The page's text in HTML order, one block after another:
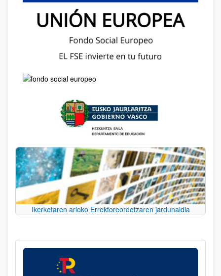
Ikerketaren arloko Errektoreordetzaren jardunaldia